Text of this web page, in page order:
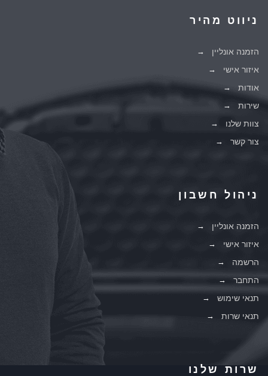
ניווט מהיר
הזמנה אונליין
איזור אישי
אודות
שירות
צוות שלנו
צור קשר
ניהול חשבון
הזמנה אונליין
איזור אישי
הרשמה
התחבר
תנאי שימוש
תנאי שרות
שרות שלנו